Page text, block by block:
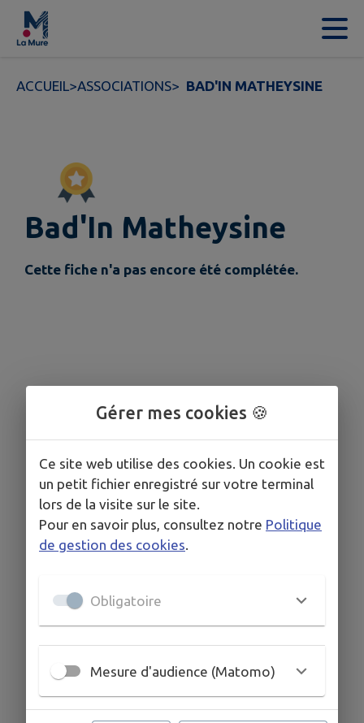
Contenu
ACCUEIL>ASSOCIATIONS> BAD'IN MATHEYSINE
Bad'In Matheysine
Cette fiche n'a pas encore été complétée.
Gérer mes cookies 🍪
Ce site web utilise des cookies. Un cookie est
un petit fichier enregistré sur votre terminal
lors de la visite sur le site.
Pour en savoir plus, consultez notre Politique
de gestion des cookies.
Obligatoire
Mesure d'audience (Matomo)